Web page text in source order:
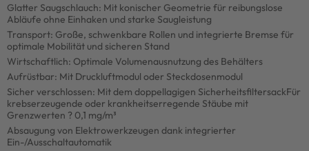
Glatter Saugschlauch: Mit konischer Geometrie für reibungslose
Abläufe ohne Einhaken und starke Saugleistung
Transport: Große, schwenkbare Rollen und integrierte Bremse für
optimale Mobilität und sicheren Stand
Wirtschaftlich: Optimale Volumenausnutzung des Behälters
Aufrüstbar: Mit Druckluftmodul oder Steckdosenmodul
Sicher verschlossen: Mit dem doppellagigen SicherheitsfiltersackFür
krebserzeugende oder krankheitserregende Stäube mit
Grenzwerten ? 0,1 mg/m³
Absaugung von Elektrowerkzeugen dank integrierter
Ein-/Ausschaltautomatik